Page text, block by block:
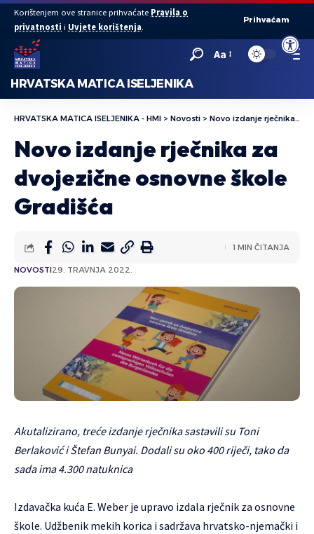
Open
Korištenjem ove stranice prihvaćate Pravila o
privatnosti i Uvjete korištenja.
Prihvaćam
Aa
HRVATSKA MATICA ISELJENIKA
HRVATSKA MATICA ISELJENIKA - HMI > Novosti > Novo izdanje rječnika za dvojezične osnovne škole Gradišća
Novo izdanje rječnika za
dvojezične osnovne škole
Gradišća
NOVOSTI29. TRAVNJA 2022.
1 MIN ČITANJA
Akutalizirano, treće izdanje rječnika sastavili su Toni
Berlaković i Štefan Bunyai. Dodali su oko 400 riječi, tako da
sada ima 4.300 natuknica
Izdavačka kuća E. Weber je upravo izdala rječnik za osnovne
škole. Udžbenik mekih korica i sadržava hrvatsko-njemački i